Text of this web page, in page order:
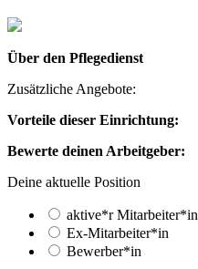
Über den Pflegedienst
Zusätzliche Angebote:
Vorteile dieser Einrichtung:
Bewerte deinen Arbeitgeber:
Deine aktuelle Position
aktive*r Mitarbeiter*in
Ex-Mitarbeiter*in
Bewerber*in